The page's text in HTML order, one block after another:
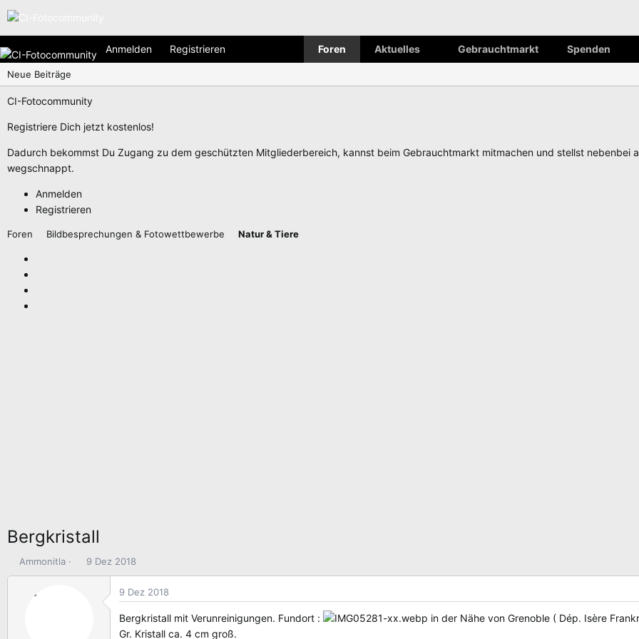
Anmelden Registrieren Foren Aktuelles Gebrauchtmarkt Spenden
Neue Beiträge
CI-Fotocommunity
Registriere Dich jetzt kostenlos!
Dadurch bekommst Du Zugang zu dem geschützten Mitgliederbereich, kannst beim Gebrauchtmarkt mitmachen und stellst nebenbei
wegschnappt.
Anmelden
Registrieren
Foren Bildbesprechungen & Fotowettbewerbe Natur & Tiere
Bergkristall
E
r
Ammonitla
E
r
9 Dez 2018
9 Dez 2018
Bergkristall mit Verunreinigungen. Fundort :
in der Nähe von Grenoble ( Dép. Isère
Gr. Kristall ca. 4 cm groß.